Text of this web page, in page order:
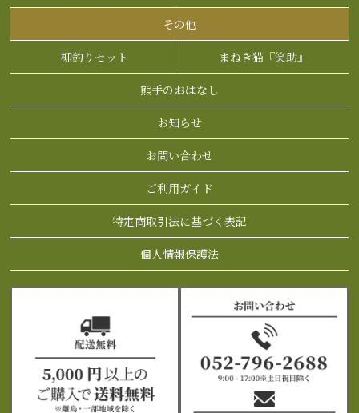
その他
柳釣りセット まねき猫『笑助』
熊手のおはなし
お知らせ
お問い合わせ
ご利用ガイド
特定商取引法に基づく表記
個人情報保護法